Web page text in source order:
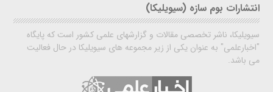
انتشارات بوم سازه (سیویلیکا)
سیویلیکا، ناشر تخصصی مقالات و گزارشهای علمی کشور است که پایگاه
"اخبارعلمی" به عنوان یکی از زیر مجموعه های سیویلیکا در حال فعالیت
می باشد.